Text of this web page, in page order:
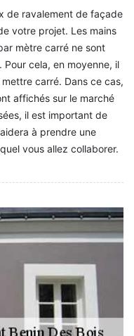
de ravalement de façade
votre projet. Les mains
mètre carré ne sont
cela, en moyenne, il
carré. Dans ce cas,
affichés sur le marché
il est important de
à prendre une
vous allez collaborer.